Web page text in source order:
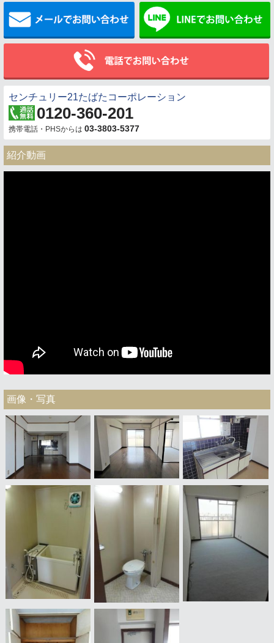
メールでお問い合わせ
センチュリー21たばたコーポレーション
0120-360-201
携帯電話・PHSからは 03-3803-5377
紹介動画
画像・写真